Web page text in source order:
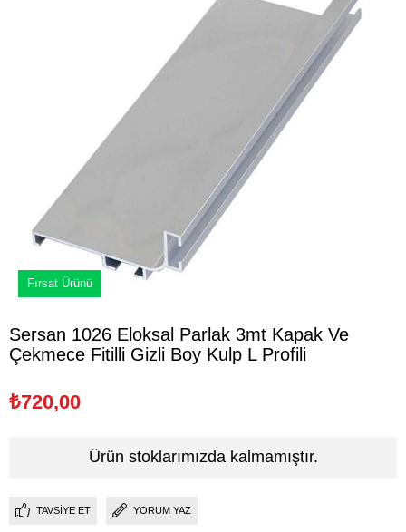
Fırsat Ürünü
Sersan 1026 Eloksal Parlak 3mt Kapak Ve
Çekmece Fitilli Gizli Boy Kulp L Profili
₺720,00
Ürün stoklarımızda kalmamıştır.
TAVSIYE ET YORUM YAZ